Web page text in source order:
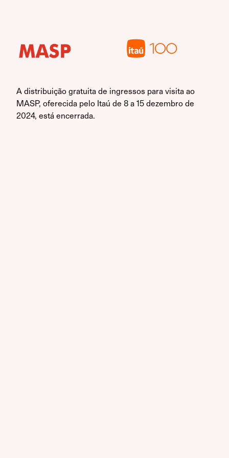
A distribuição gratuita de ingressos para visita ao
MASP, oferecida pelo Itaú de 8 a 15 dezembro de
2024, está encerrada.